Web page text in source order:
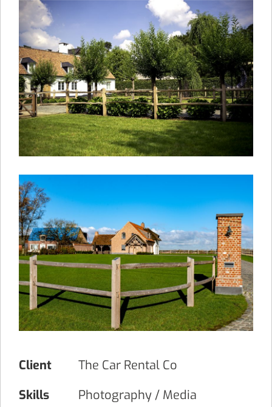
Client
The Car Rental Co
Skills
Photography / Media